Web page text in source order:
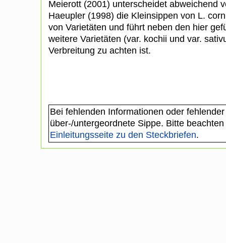
Meierott (2001) unterscheidet abweichend
Haeupler (1998) die Kleinsippen von L.
von Varietäten und führt neben den hier
weitere Varietäten (var. kochii und var.
Verbreitung zu achten ist.
Bei fehlenden Informationen oder
über-/untergeordnete Sippe. Bitte
Einleitungsseite zu den Steckbriefen.